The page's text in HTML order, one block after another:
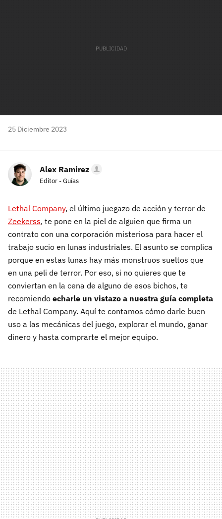
25 Diciembre 2023
Alex Ramirez
Editor - Guías
Lethal Company, el último juegazo de acción y terror de
Zeekerss, te pone en la piel de alguien que firma un
contrato con una corporación misteriosa para hacer el
trabajo sucio en lunas industriales. El asunto se complica
porque en estas lunas hay más monstruos sueltos que
en una peli de terror. Por eso, si no quieres que te
conviertan en la cena de alguno de esos bichos, te
recomiendo echarle un vistazo a nuestra guía completa
de Lethal Company. Aquí te contamos cómo darle buen
uso a las mecánicas del juego, explorar el mundo, ganar
dinero y hasta comprarte el mejor equipo.